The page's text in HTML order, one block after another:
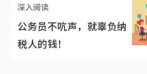
深入阅读
公务员不吭声，就辜负纳
税人的钱！